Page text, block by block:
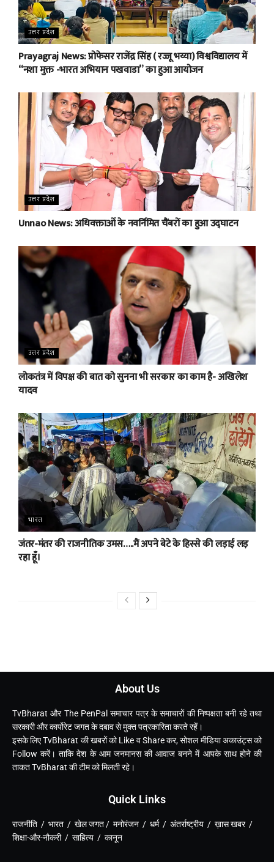
उत्तर प्रदेश
Prayagraj News: प्रोफेसर राजेंद्र सिंह ( रज्जू भय्या) विश्वविद्यालय में
“नशा मुक्त -भारत अभियान पखवाडा” का हुआ आयोजन
उत्तर प्रदेश
Unnao News: अधिवक्ताओं के नवर्निमित चैंबरों का हुआ उद्घाटन
उत्तर प्रदेश
लोकतंत्र में विपक्ष की बात को सुनना भी सरकार का काम है- अखिलेश
यादव
भारत
जंतर-मंतर की राजनीतिक उमस…..मैं अपने बेटे के हिस्से की लड़ाई लड़
रहा हूँ।
About Us
TvBharat और The PenPal समाचार पत्र के समाचारों की निष्पक्षता बनी रहे तथा
सरकारी और कार्पोरेट जगत के दबाव से मुक्त पत्रकारिता करते रहें।
इसके लिए TvBharat की खबरों को Like व Share कर, सोशल मीडिया अकाउंट्स को
Follow करें। ताकि देश के आम जनमानस की आवाज बनने में आपके साथ होने की
ताकत TvBharat की टीम को मिलती रहे।
Quick Links
राजनीति / भारत / खेल जगत / मनोरंजन / धर्म / अंतर्राष्ट्रीय / ख़ास खबर /
शिक्षा-और-नौकरी / साहित्य / कानून